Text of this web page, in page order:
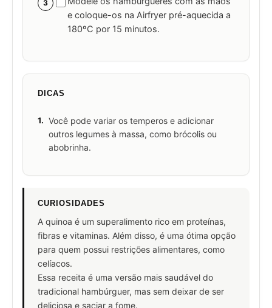
3
e coloque-os na Airfryer pré-aquecida a
180ºC por 15 minutos.
DICAS
1. Você pode variar os temperos e adicionar
outros legumes à massa, como brócolis ou
abobrinha.
CURIOSIDADES
A quinoa é um superalimento rico em proteínas,
fibras e vitaminas. Além disso, é uma ótima opção
para quem possui restrições alimentares, como
celíacos.
Essa receita é uma versão mais saudável do
tradicional hambúrguer, mas sem deixar de ser
deliciosa e saciar a fome.